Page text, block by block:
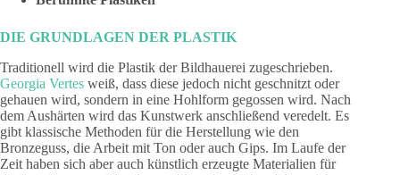
DIE GRUNDLAGEN DER PLASTIK
Traditionell wird die Plastik der Bildhauerei zugeschrieben.
Georgia Vertes weiß, dass diese jedoch nicht geschnitzt oder
gehauen wird, sondern in eine Hohlform gegossen wird. Nach
dem Aushärten wird das Kunstwerk anschließend veredelt. Es
gibt klassische Methoden für die Herstellung wie den
Bronzeguss, die Arbeit mit Ton oder auch Gips. Im Laufe der
Zeit haben sich aber auch künstlich erzeugte Materialien für